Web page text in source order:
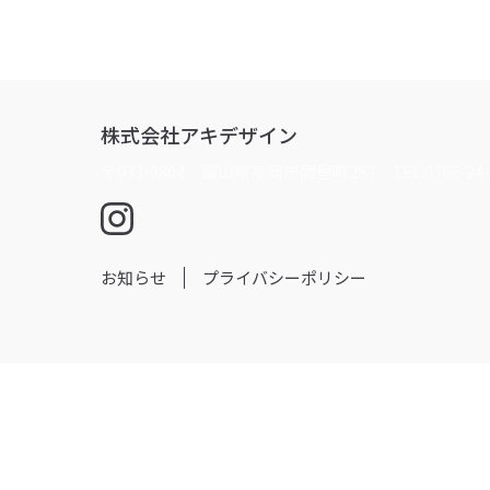
株式会社アキデザイン
お知らせ プライバシーポリシー